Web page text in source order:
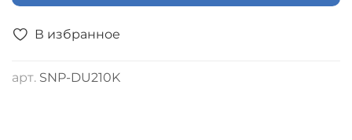
В избранное
арт. SNP-DU210K